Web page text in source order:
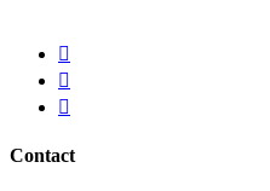
Contact